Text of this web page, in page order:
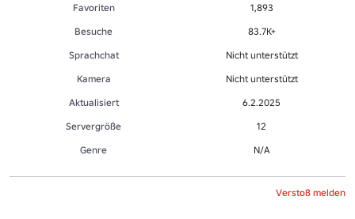
Favoriten
1,893
Besuche
83.7K+
Sprachchat
Nicht unterstützt
Kamera
Nicht unterstützt
Aktualisiert
6.2.2025
Servergröße
12
Genre
N/A
Verstoß melden